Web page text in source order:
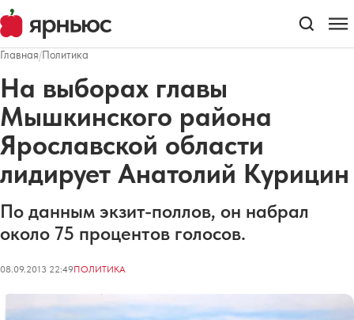
Главная/Политика
На выборах главы
Мышкинского района
Ярославской области
лидирует Анатолий Курицин
По данным экзит-поллов, он набрал
около 75 процентов голосов.
08.09.2013 22:49ПОЛИТИКА